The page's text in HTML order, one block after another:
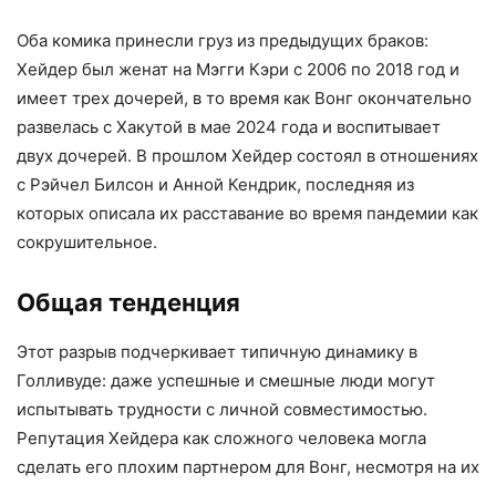
Оба комика принесли груз из предыдущих браков:
Хейдер был женат на Мэгги Кэри с 2006 по 2018 год и
имеет трех дочерей, в то время как Вонг окончательно
развелась с Хакутой в мае 2024 года и воспитывает
двух дочерей. В прошлом Хейдер состоял в отношениях
с Рэйчел Билсон и Анной Кендрик, последняя из
которых описала их расставание во время пандемии как
сокрушительное.
Общая тенденция
Этот разрыв подчеркивает типичную динамику в
Голливуде: даже успешные и смешные люди могут
испытывать трудности с личной совместимостью.
Репутация Хейдера как сложного человека могла
сделать его плохим партнером для Вонг, несмотря на их